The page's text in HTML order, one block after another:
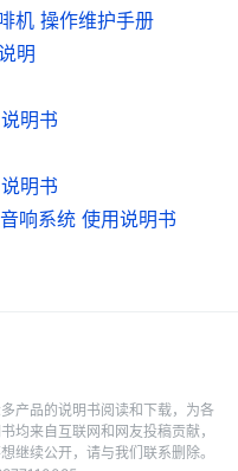
机 操作维护手册
明
明书
明书
响系统 使用说明书
产品的说明书阅读和下载，为各
均来自互联网和网友投稿贡献，
继续公开，请与我们联系删除。